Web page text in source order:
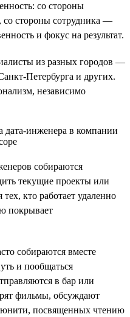
со стороны
стороны сотрудника —
и фокус на результат.
из разных городов —
Петербурга и других.
независимо
собираются
текущие проекты или
кто работает удаленно
покрывает
собираются вместе
и пообщаться
в бар или
фильмы, обсуждают
посвященных чтению